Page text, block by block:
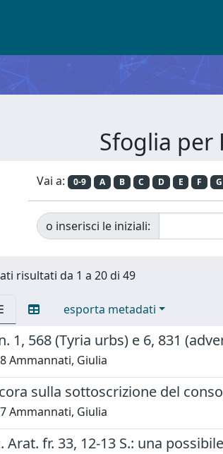
Sfoglia per
Vai a: 0-9 A B C D E F G
o inserisci le iniziali:
risultati da 1 a 20 di 49
esporta metadati
1, 568 (Tyria urbs) e 6, 831
Ammannati, Giulia
sulla sottoscrizione del
Ammannati, Giulia
Arat. fr. 33, 12-13 S.: una